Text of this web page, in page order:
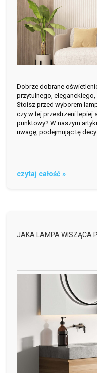
Dobrze dobrane
przytulnego,
Stoisz przed wyborem
czy w tej przestrzeni lepiej
punktowy? W naszym
uwagę, podejmując tę
czytaj całość »
JAKA LAMPA WISZĄCA